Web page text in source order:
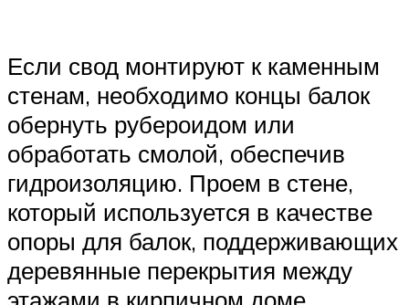
Если свод монтируют к каменным
стенам, необходимо концы балок
обернуть рубероидом или
обработать смолой, обеспечив
гидроизоляцию. Проем в стене,
который используется в качестве
опоры для балок, поддерживающих
деревянные перекрытия между